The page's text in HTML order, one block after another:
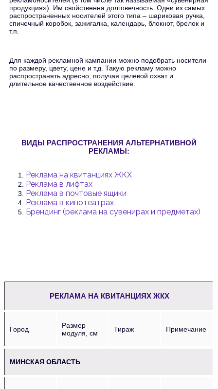
продукция»). Им свойственна долговечность. Одни из самых
распространенных носителей этого типа – шариковая ручка,
спичечный коробок, зажигалка, календарь, блокнот, брелок и
т.п.
Для каждой рекламной кампании можно подобрать носители
по размеру, цвету, цене и т.д. Такую рекламу можно
распространять адресно, получая целевой охват и
длительное качественное воздействие.
ВИДЫ РАСПРОСТРАНЕНИЯ АЛЬТЕРНАТИВНОЙ
РЕКЛАМЫ:
1. Реклама на квитанциях ЖКХ
2. Реклама в лифтах
3. Реклама в почтовые ящики
4. Реклама в кинотеатрах
5. Брендинг (реклама на сувенирах и предметах)
РЕКЛАМА НА КВИТАНЦИЯХ ЖКХ
Город
Размер
модуля, см
Тираж Примечание
МИНСКАЯ ОБЛАСТЬ